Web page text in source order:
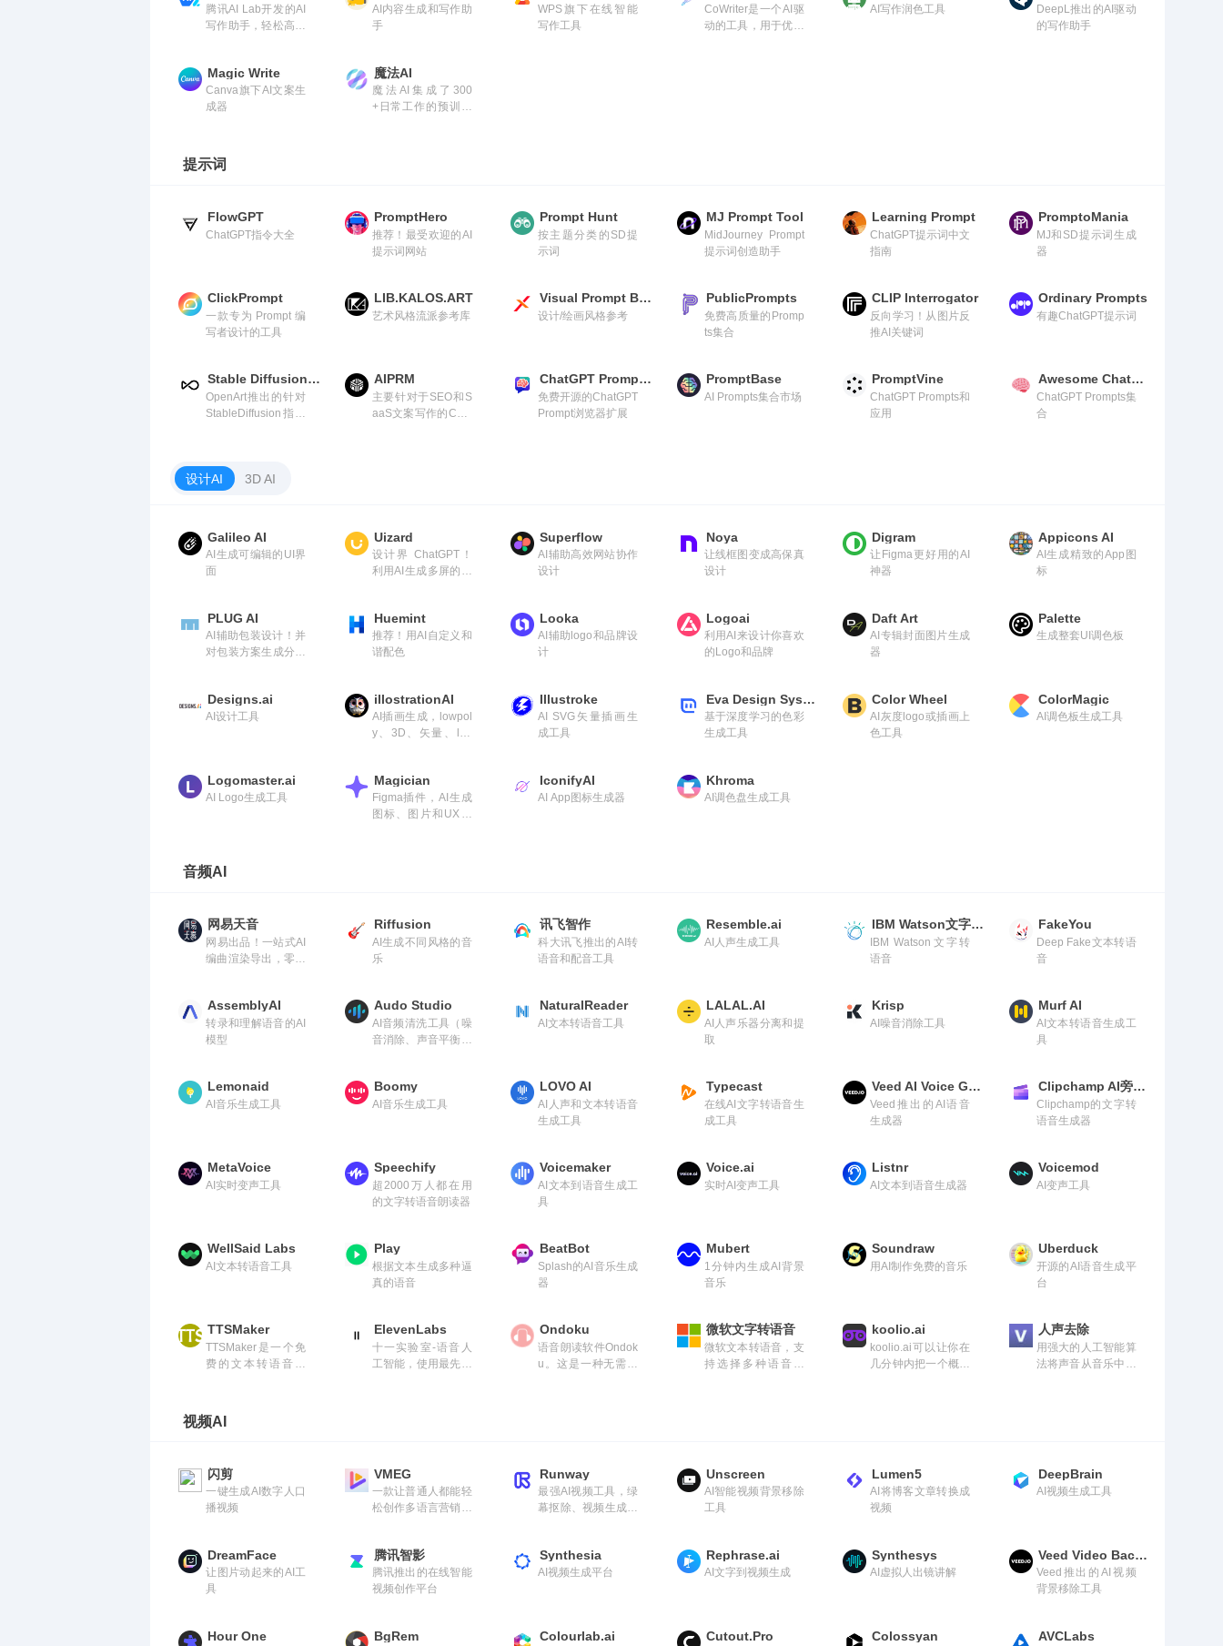
腾讯AI Lab开发的AI
写作助手，轻松高效
AI内容生成和写作助
手
WPS旗下在线智能
写作工具
CoWriter是一个AI驱
动的工具，用于优化
AI写作润色工具
DeepL推出的AI驱动
的写作助手
Magic Write
Canva旗下AI文案生
成器
魔法AI
魔法AI集成了300
+日常工作的预训练
提示词
FlowGPT
ChatGPT指令大全
PromptHero
推荐！最受欢迎的AI
提示词网站
Prompt Hunt
按主题分类的SD提
示词
MJ Prompt Tool
MidJourney Prompt
提示词创造助手
Learning Prompt
ChatGPT提示词中文
指南
PromptoMania
MJ和SD提示词生成
器
ClickPrompt
一款专为 Prompt 编
写者设计的工具
LIB.KALOS.ART
艺术风格流派参考库
Visual Prompt Builder
设计/绘画风格参考
PublicPrompts
免费高质量的Promp
ts集合
CLIP Interrogator
反向学习！从图片反
推AI关键词
Ordinary Prompts
有趣ChatGPT提示词
Stable Diffusion Prompt Book
OpenArt推出的针对
StableDiffusion指令
AIPRM
主要针对于SEO和S
aaS文案写作的Chat
ChatGPT Prompt Genius
免费开源的ChatGPT
Prompt浏览器扩展
PromptBase
AI Prompts集合市场
PromptVine
ChatGPT Prompts和
应用
Awesome ChatGPT Prompts
ChatGPT Prompts集
合
设计AI 3D AI
Galileo AI
AI生成可编辑的UI界
面
Uizard
设计界 ChatGPT！
利用AI生成多屏的UI
Superflow
AI辅助高效网站协作
设计
Noya
让线框图变成高保真
设计
Digram
让Figma更好用的AI
神器
Appicons AI
AI生成精致的App图
标
PLUG AI
AI辅助包装设计！并
对包装方案生成分析
Huemint
推荐！用AI自定义和
谐配色
Looka
AI辅助logo和品牌设
计
Logoai
利用AI来设计你喜欢
的Logo和品牌
Daft Art
AI专辑封面图片生成
器
Palette
生成整套UI调色板
Designs.ai
AI设计工具
illostrationAI
AI插画生成，lowpol
y、3D、矢量、log
Illustroke
AI SVG矢量插画生
成工具
Eva Design System
基于深度学习的色彩
生成工具
Color Wheel
AI灰度logo或插画上
色工具
ColorMagic
AI调色板生成工具
Logomaster.ai
AI Logo生成工具
Magician
Figma插件，AI生成
图标、图片和UX文
IconifyAI
AI App图标生成器
Khroma
AI调色盘生成工具
音频AI
网易天音
网易出品！一站式AI
编曲渲染导出，零基
Riffusion
AI生成不同风格的音
乐
讯飞智作
科大讯飞推出的AI转
语音和配音工具
Resemble.ai
AI人声生成工具
IBM Watson文字转语音
IBM Watson文字转
语音
FakeYou
Deep Fake文本转语
音
AssemblyAI
转录和理解语音的AI
模型
Audo Studio
AI音频清洗工具（噪
音消除、声音平衡、
NaturalReader
AI文本转语音工具
LALAL.AI
AI人声乐器分离和提
取
Krisp
AI噪音消除工具
Murf AI
AI文本转语音生成工
具
Lemonaid
AI音乐生成工具
Boomy
AI音乐生成工具
LOVO AI
AI人声和文本转语音
生成工具
Typecast
在线AI文字转语音生
成工具
Veed AI Voice Generator
Veed推出的AI语音
生成器
Clipchamp AI旁白生成器
Clipchamp的文字转
语音生成器
MetaVoice
AI实时变声工具
Speechify
超2000万人都在用
的文字转语音朗读器
Voicemaker
AI文本到语音生成工
具
Voice.ai
实时AI变声工具
Listnr
AI文本到语音生成器
Voicemod
AI变声工具
WellSaid Labs
AI文本转语音工具
Play
根据文本生成多种逼
真的语音
BeatBot
Splash的AI音乐生成
器
Mubert
1分钟内生成AI背景
音乐
Soundraw
用AI制作免费的音乐
Uberduck
开源的AI语音生成平
台
TTSMaker
TTSMaker是一个免
费的文本转语音工
ElevenLabs
十一实验室-语音人
工智能，使用最先进
Ondoku
语音朗读软件Ondok
u。这是一种无需安
微软文字转语音
微软文本转语音，支
持选择多种语音风
koolio.ai
koolio.ai可以让你在
几分钟内把一个概念
效或音乐来增强播
客。
人声去除
用强大的人工智能算
法将声音从音乐中分
视频AI
闪剪
一键生成AI数字人口
播视频
VMEG
一款让普通人都能轻
松创作多语言营销短
Runway
最强AI视频工具，绿
幕抠除、视频生成、
Unscreen
AI智能视频背景移除
工具
Lumen5
AI将博客文章转换成
视频
DeepBrain
AI视频生成工具
DreamFace
让图片动起来的AI工
具
腾讯智影
腾讯推出的在线智能
视频创作平台
Synthesia
AI视频生成平台
Rephrase.ai
AI文字到视频生成
Synthesys
AI虚拟人出镜讲解
Veed Video Background Remover
Veed推出的AI视频
背景移除工具
Hour One BgRem Colourlab.ai Cutout.Pro Colossyan AVCLabs